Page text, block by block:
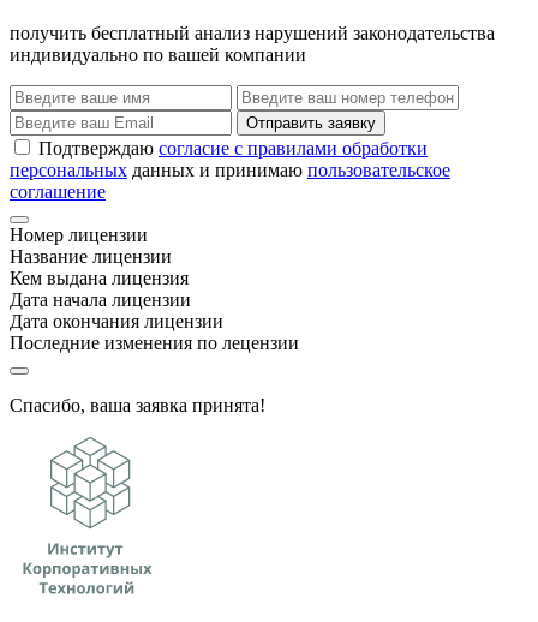
получить бесплатный анализ нарушений законодательства
индивидуально по вашей компании
Отправить заявку
Подтверждаю согласие с правилами обработки
персональных данных и принимаю пользовательское
соглашение
Номер лицензии
Название лицензии
Кем выдана лицензия
Дата начала лицензии
Дата окончания лицензии
Последние изменения по лецензии
Спасибо, ваша заявка принята!